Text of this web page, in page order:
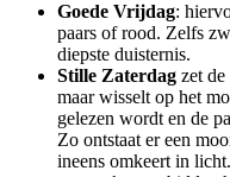
Goede Vrijdag:
paars of rood. Zelfs
diepste duisternis.
Stille Zaterdag zet
maar wisselt op het
gelezen wordt en de
Zo ontstaat er een
ineens omkeert in